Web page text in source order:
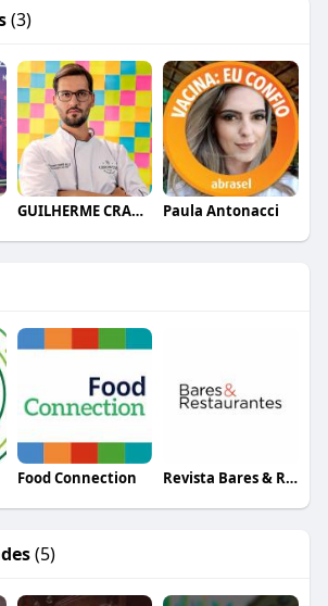
(3)
GUILHERME CRAMER BALLE Paula Antonacci
Food Connection Revista Bares & Restaurantes
(5)